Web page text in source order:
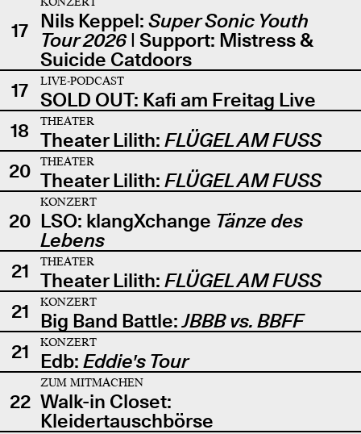
17 Nils Keppel: Super Sonic Youth
Tour 2026| Support: Mistress &
Suicide Catdoors
17
LIVE-PODCAST
SOLD OUT: Kafi am Freitag Live
18
THEATER
Theater Lilith: FLÜGEL AM FUSS
20
THEATER
Theater Lilith: FLÜGEL AM FUSS
20
KONZERT
LSO: klangXchange Tänze des
Lebens
21
THEATER
Theater Lilith: FLÜGEL AM FUSS
21
KONZERT
Big Band Battle:JBBB vs. BBFF
21
KONZERT
Edb: Eddie's Tour
22
ZUM MITMACHEN
Walk-in Closet:
Kleidertauschbörse